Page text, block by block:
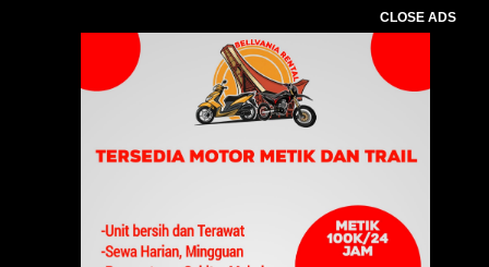
CLOSE ADS